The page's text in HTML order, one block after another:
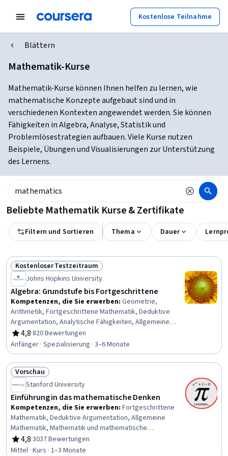
Kostenlose Teilnahme
Blättern
Mathematik-Kurse
Mathematik-Kurse können Ihnen helfen zu lernen, wie
mathematische Konzepte aufgebaut sind und in
verschiedenen Kontexten angewendet werden. Sie können
Fähigkeiten in Algebra, Analyse, Statistik und
Problemlösestrategien aufbauen. Viele Kurse nutzen
Beispiele, Übungen und Visualisierungen zur Unterstützung
des Lernens.
Beliebte Mathematik Kurse & Zertifikate
Filtern und Sortieren Thema Dauer
Status: Kostenloser Testzeitraum
Kostenloser Testzeitraum
Johns Hopkins University
Algebra: Grundstufe bis Fortgeschrittene
Kompetenzen, die Sie erwerben: Geometrie,
Arithmetik, Fortgeschrittene Mathematik, Deduktive
Argumentation, Analytische Fähigkeiten, Allgemeine
Mathematik, Wahrscheinlichkeitsrechnung und Statistik,
Mathematische Modellierung, Grafische Darstellung,
Algebra, Angewandte Mathematik
4,8
Bewertung, 4,8 von 5 Sternen
·820 Bewertungen
Anfänger · Spezialisierung · 3–6 Monate
Status: Vorschau
Vorschau
Stanford University
Einführung in das mathematische Denken
Kompetenzen, die Sie erwerben: Fortgeschrittene
Mathematik, Deduktive Argumentation, Allgemeine
Mathematik, Mathematik und mathematische
Modellierung, Mathematische Bildung, Logisches
Denken, Kalkulation, Mathematische Theorie und Analyse
4,8
Bewertung, 4,8 von 5 Sternen
·3037 Bewertungen
Mittel · Kurs · 1–3 Monate